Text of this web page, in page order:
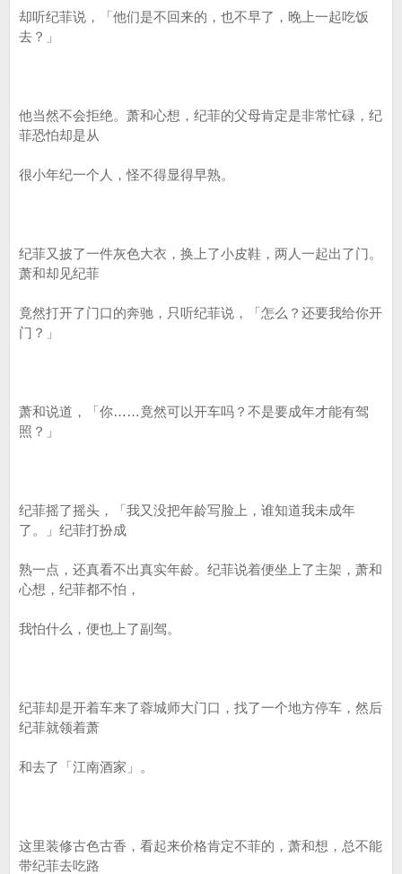
却听纪菲说，「他们是不回来的，也不早了，晚上一起吃饭
去？」
他当然不会拒绝。萧和心想，纪菲的父母肯定是非常忙碌，纪
菲恐怕却是从
很小年纪一个人，怪不得显得早熟。
纪菲又披了一件灰色大衣，换上了小皮鞋，两人一起出了门。
萧和却见纪菲
竟然打开了门口的奔驰，只听纪菲说，「怎么？还要我给你开
门？」
萧和说道，「你……竟然可以开车吗？不是要成年才能有驾
照？」
纪菲摇了摇头，「我又没把年龄写脸上，谁知道我未成年
了。」纪菲打扮成
熟一点，还真看不出真实年龄。纪菲说着便坐上了主架，萧和
心想，纪菲都不怕，
我怕什么，便也上了副驾。
纪菲却是开着车来了蓉城师大门口，找了一个地方停车，然后
纪菲就领着萧
和去了「江南酒家」。
这里装修古色古香，看起来价格肯定不菲的，萧和想，总不能
带纪菲去吃路